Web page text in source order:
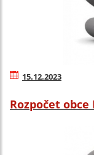
15.12.2023
Rozpočet